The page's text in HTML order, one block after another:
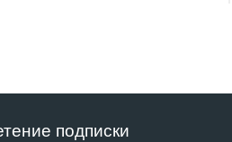
подписки